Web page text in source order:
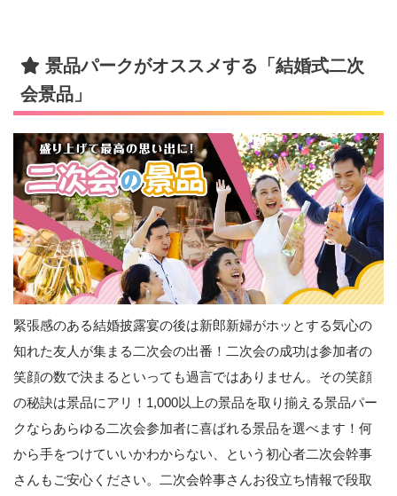
景品パークがオススメする「結婚式二次
会景品」
緊張感のある結婚披露宴の後は新郎新婦がホッとする気心の
知れた友人が集まる二次会の出番！二次会の成功は参加者の
笑顔の数で決まるといっても過言ではありません。その笑顔
の秘訣は景品にアリ！1,000以上の景品を取り揃える景品パー
クならあらゆる二次会参加者に喜ばれる景品を選べます！何
から手をつけていいかわからない、という初心者二次会幹事
さんもご安心ください。二次会幹事さんお役立ち情報で段取